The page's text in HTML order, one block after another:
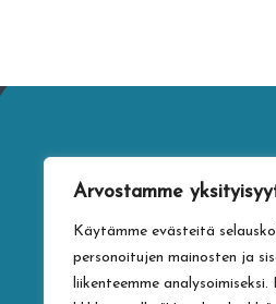
Arvostamme
Käytämme evästeitä
personoitujen mainosten ja
liikenteemme